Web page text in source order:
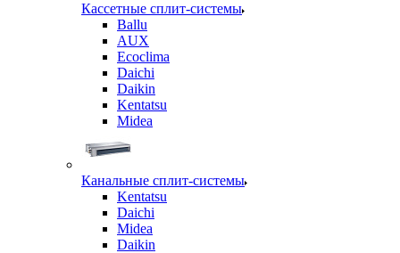
Кассетные сплит-системы
Ballu
AUX
Ecoclima
Daichi
Daikin
Kentatsu
Midea
Канальные сплит-системы
Kentatsu
Daichi
Midea
Daikin